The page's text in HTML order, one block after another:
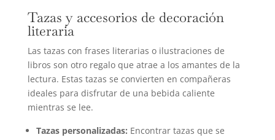
Tazas y accesorios de decoración
literaria
Las tazas con frases literarias o ilustraciones de
libros son otro regalo que atrae a los amantes de la
lectura. Estas tazas se convierten en compañeras
ideales para disfrutar de una bebida caliente
mientras se lee.
Tazas personalizadas: Encontrar tazas que se